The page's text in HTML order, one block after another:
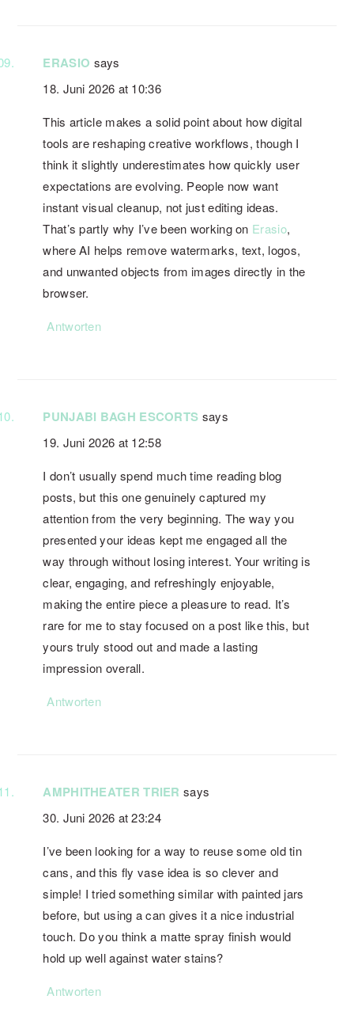
ERASIO says
18. Juni 2026 at 10:36
This article makes a solid point about how digital
tools are reshaping creative workflows, though I
think it slightly underestimates how quickly user
expectations are evolving. People now want
instant visual cleanup, not just editing ideas.
That’s partly why I’ve been working on Erasio,
where AI helps remove watermarks, text, logos,
and unwanted objects from images directly in the
browser.
Antworten
PUNJABI BAGH ESCORTS says
19. Juni 2026 at 12:58
I don’t usually spend much time reading blog
posts, but this one genuinely captured my
attention from the very beginning. The way you
presented your ideas kept me engaged all the
way through without losing interest. Your writing is
clear, engaging, and refreshingly enjoyable,
making the entire piece a pleasure to read. It’s
rare for me to stay focused on a post like this, but
yours truly stood out and made a lasting
impression overall.
Antworten
AMPHITHEATER TRIER says
30. Juni 2026 at 23:24
I’ve been looking for a way to reuse some old tin
cans, and this fly vase idea is so clever and
simple! I tried something similar with painted jars
before, but using a can gives it a nice industrial
touch. Do you think a matte spray finish would
hold up well against water stains?
Antworten